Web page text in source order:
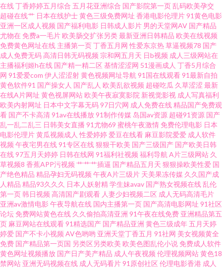
论坛 老湿AV 大香蕉福利院 91伊人极品自拍 91不用下载免费看 丝瓜女同视频
下载旧 日韩51页 黑丝美女老师搞基 97在线偷拍 91大香蕉自慰 少妇干14P 久
久福利二区 大香蕉伊人青青草 91网页在线观看 91p在线论坛 色色99吊男同
久久国产热 豆花精品视频 91视频网站 有码中字 日韩A级理论 久久大神 传媒
视频在线观看 91视频免费首页 宅福利91视频 日韩国产在线精品 精品欧美成
人专区 www小骚逼AV 91精品视频一区 综合免费产品精品首页 日韩无码免费
专区 久久草社区AV线 大香蕉伊人情色 91色涩 91粉色情人 婷婷五月花网站 美
女网站免费观看全裸 国产午夜在线看 97在线网 91豆奶在线观看 五月花天堂
欧美aaa片 国产网站久久 99精品视频国产 91国产资源 午夜剧场青椒 欧美韩
美a一区精品 激情综合日韩 操B日韩 91免费国视频 伊人影院久久 日韩精品在
线播放视频 久久成人网视频 成人碰碰免费视频 91视频国产TS 91操操网站 婷
在线丁香婷婷五月综合 五月花亚洲综合 国产影院第一页乱码欧美孕交
超碰在线艹 日本在线护士黄色三级免费网址 香港电影伦理片91黄色电影
亚洲一区成人视频 国产福利电影 日韩成人影片 男的天堂网AV 国产精品
尤物在 免费a一毛片 欧美肠交扩张另类最新亚洲日韩精品 欧美在线视频
免费黄色网址在线 主播第一页丁香五月网 性爱东京热草逼视频78 国产
成人免费无码高清日韩无码视频 宗和网五月天 日b视频 成人三级网站在
主播福利姬h在线 国产精一精二区 基情涩涩网 51漫画成人 丁香5月综合
网 91爱爱com 伊人涩涩射黄色视频网址导航 91国在线观看91最新自拍
黄色软件91 国产操女人 国产乱人 欧美乱欲视频 超碰吃瓜 久草涩涩 最新
在线A片网址 黄色视屏网站 欧美午夜寂寞影院 新视觉影视 成人写真福利
欧美内射网址 日本中文字幕无码97日穴网 成人免费在线精品国产免费观
看 国产不卡高清91av在线播放91制作传媒 岛国av资源 超碰91资源 国产
乱一乱二乱三 日韩美女直播 91尤物69 蜜桃午夜激情 免费伦理电影 日本
电影伦理片黄瓜视频成人 性爱婷婷 爱豆在线看 麻豆影院爱爱 成人软件
视频 午夜宅男在线91专区在线狠狠干欧美 国产三级国产 国产欧美日韩
在线97五月天婷婷 日韩在线网 91福利社视频 福利导航 A片三级网站 久
草视频8 香蕉APP污视频 艹艹艹插逼 国产精品五月天 狠狠操欧美性爱 国
产绝色精品 精品孕妇无码视频 午夜A片三级片 天美果冻传媒 久久国产成
人精品 精品93久久久 日本人妖射精学生妹avav 国产熟女视频在线乱伦
第一页韩日视频 高清国产剧观看 人妻少妇视频二区 成人无码高清毛片
亚洲av激情电影 午夜导航在线 国内主播第一页 国产高清电影网址 91社区
论坛 免费网站黄色在线 久久偷拍高清亚洲 91午夜在线免费 亚洲精品第五
页 麻豆网站在线观看91精选国产 国产精品亚洲 黄色三级成年 五月天婷
婷爱 国产不卡小视频 AV色哟哟 亚洲天堂丁香五月 91社网 美女视频黄全
免费 国产精品第一页国 另类区另类欧美 欧美色图乱伦小说 免费成人软件
黄色网址视频播放 国产日产美产精品 成人午夜视频 伦理视频网站黄色18
禁网站 亚洲无码视频在线 成人无码看片91原创社区 伦理电影香港 成人